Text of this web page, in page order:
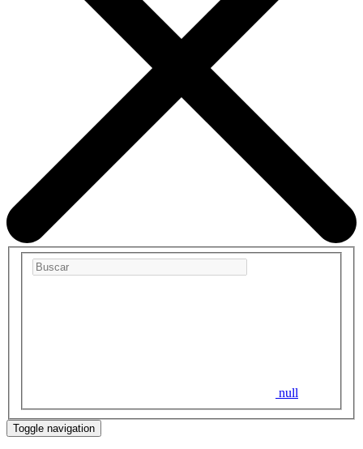
null
Toggle navigation